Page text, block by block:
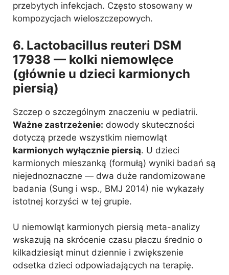
przebytych infekcjach. Często stosowany w
kompozycjach wieloszczepowych.
6. Lactobacillus reuteri DSM
17938 — kolki niemowlęce
(głównie u dzieci karmionych
piersią)
Szczep o szczególnym znaczeniu w pediatrii.
Ważne zastrzeżenie: dowody skuteczności
dotyczą przede wszystkim niemowląt
karmionych wyłącznie piersią. U dzieci
karmionych mieszanką (formułą) wyniki badań są
niejednoznaczne — dwa duże randomizowane
badania (Sung i wsp., BMJ 2014) nie wykazały
istotnej korzyści w tej grupie.
U niemowląt karmionych piersią meta-analizy
wskazują na skrócenie czasu płaczu średnio o
kilkadziesiąt minut dziennie i zwiększenie
odsetka dzieci odpowiadających na terapię.